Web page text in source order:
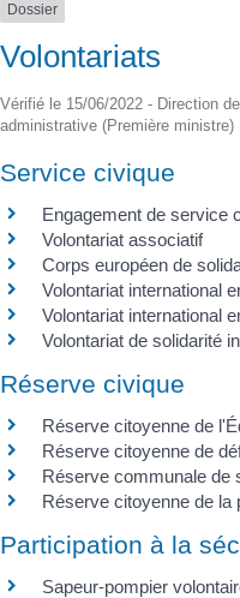
Dossier
Volontariats
Vérifié le 15/06/2022 - Direction
administrative (Première ministre)
Service civique
Engagement de service
Volontariat associatif
Corps européen de
Volontariat international
Volontariat international
Volontariat de solidarité
Réserve civique
Réserve citoyenne de
Réserve citoyenne de
Réserve communale de
Réserve citoyenne de la
Participation à la
Sapeur-pompier